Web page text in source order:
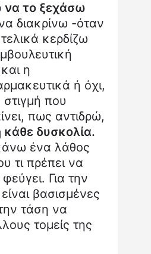
να το ξεχάσω
διακρίνω -όταν
κερδίζω
η
ή όχι,
που
πως αντιδρώ,
κάθε δυσκολία.
ένα λάθος
τι πρέπει να
Για την
βασισμένες
τάση να
τομείς της